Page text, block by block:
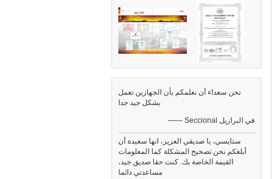
نحن سعداء أن نعلمكم بأن الجهازين تعمل
بشكل جيد جدا
—— Seccional في البرازيل
ستايسي، يا صديقي العزيز، انها سعيدة أن
أبلغكم نحن تصحيح المشكلة كما المعلومات
القيمة الخاصة بك. كنت حقا صديق جيد،
مساعدتي دائما